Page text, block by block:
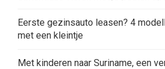
Eerste gezinsauto leasen? 4
met een kleintje
Met kinderen naar Suriname, een